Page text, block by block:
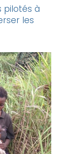
pilotés à
les